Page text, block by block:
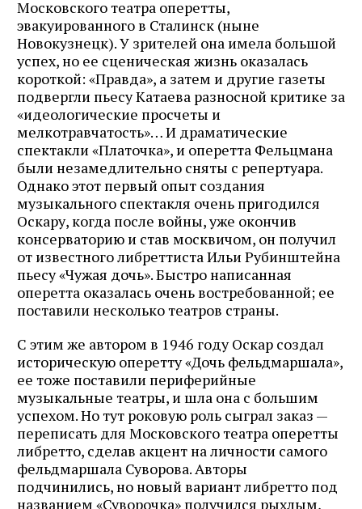
Московского театра оперетты,
эвакуированного в Сталинск (ныне
Новокузнецк). У зрителей она имела большой
успех, но ее сценическая жизнь оказалась
короткой: «Правда», а затем и другие газеты
подвергли пьесу Катаева разносной критике за
«идеологические просчеты и
мелкотравчатость»… И драматические
спектакли «Платочка», и оперетта Фельцмана
были незамедлительно сняты с репертуара.
Однако этот первый опыт создания
музыкального спектакля очень пригодился
Оскару, когда после войны, уже окончив
консерваторию и став москвичом, он получил
от известного либреттиста Ильи Рубинштейна
пьесу «Чужая дочь». Быстро написанная
оперетта оказалась очень востребованной; ее
поставили несколько театров страны.
С этим же автором в 1946 году Оскар создал
историческую оперетту «Дочь фельдмаршала»,
ее тоже поставили периферийные
музыкальные театры, и шла она с большим
успехом. Но тут роковую роль сыграл заказ —
переписать для Московского театра оперетты
либретто, сделав акцент на личности самого
фельдмаршала Суворова. Авторы
подчинились, но новый вариант либретто под
названием «Суворочка» получился рыхлым,